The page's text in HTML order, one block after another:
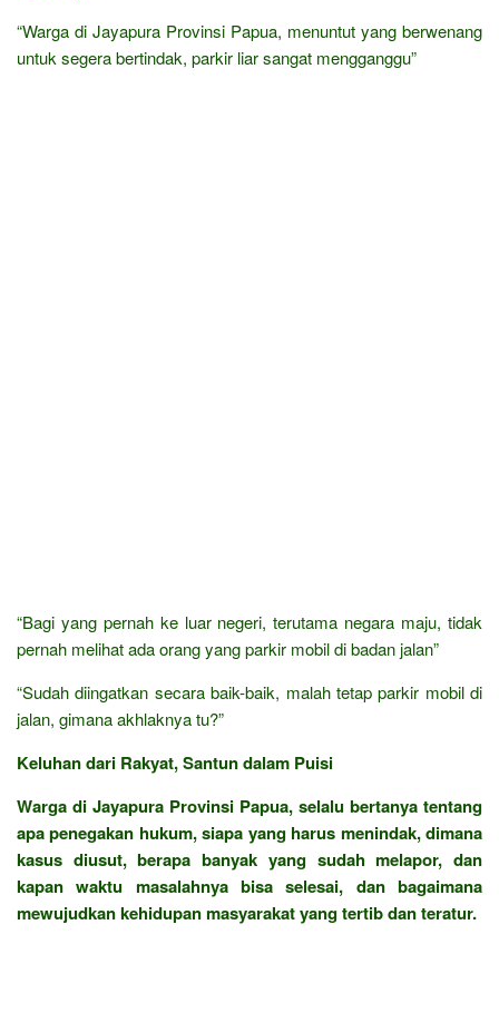
“Warga di Jayapura Provinsi Papua, menuntut yang berwenang
untuk segera bertindak, parkir liar sangat mengganggu”
“Bagi yang pernah ke luar negeri, terutama negara maju, tidak
pernah melihat ada orang yang parkir mobil di badan jalan”
“Sudah diingatkan secara baik-baik, malah tetap parkir mobil di
jalan, gimana akhlaknya tu?”
Keluhan dari Rakyat, Santun dalam Puisi
Warga di Jayapura Provinsi Papua, selalu bertanya tentang
apa penegakan hukum, siapa yang harus menindak, dimana
kasus diusut, berapa banyak yang sudah melapor, dan
kapan waktu masalahnya bisa selesai, dan bagaimana
mewujudkan kehidupan masyarakat yang tertib dan teratur.